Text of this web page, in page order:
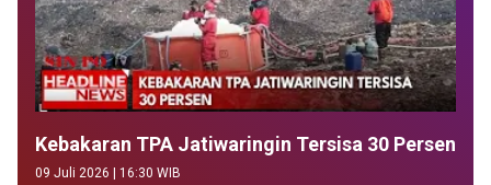
Kebakaran TPA Jatiwaringin Tersisa 30 Persen
09 Juli 2026 | 16:30 WIB